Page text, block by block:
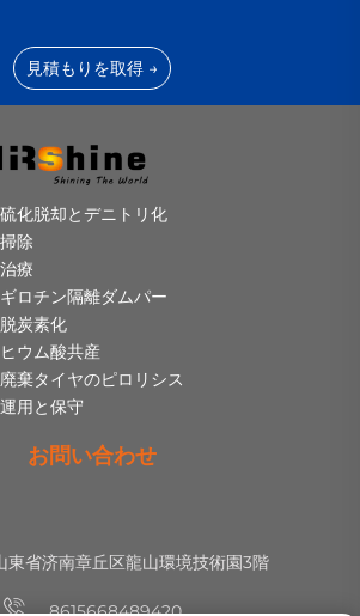
見積もりを取得 →
硫化脱却とデニトリ化
掃除
治療
ギロチン隔離ダムパー
脱炭素化
ヒウム酸共産
廃棄タイヤのピロリシス
運用と保守
お問い合わせ
東省济南章丘区龍山環境技術園3階
8615668489420